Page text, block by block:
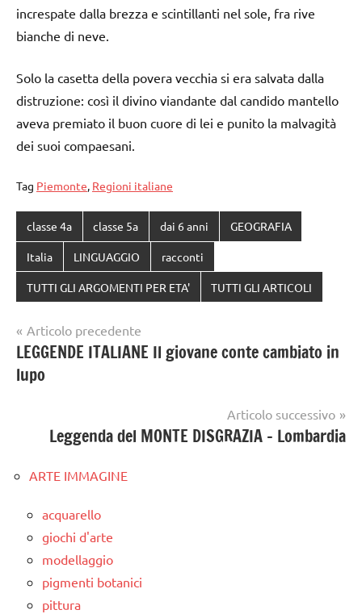
increspate dalla brezza e scintillanti nel sole, fra rive
bianche di neve.
Solo la casetta della povera vecchia si era salvata dalla
distruzione: così il divino viandante dal candido mantello
aveva premiato il buon cuore di lei e punito la malvagità
dei suoi compaesani.
Tag Piemonte, Regioni italiane
classe 4a classe 5a dai 6 anni GEOGRAFIA
Italia LINGUAGGIO racconti
TUTTI GLI ARGOMENTI PER ETA' TUTTI GLI ARTICOLI
Navigazione
articoli
Articolo precedente
LEGGENDE ITALIANE Il giovane conte cambiato in
lupo
Articolo successivo
Leggenda del MONTE DISGRAZIA – Lombardia
ARTE IMMAGINE
acquarello
giochi d'arte
modellaggio
pigmenti botanici
pittura